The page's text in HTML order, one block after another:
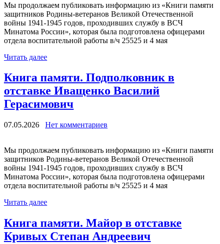
Мы продолжаем публиковать информацию из «Книги памяти
защитников Родины-ветеранов Великой Отечественной
войны 1941-1945 годов, проходивших службу в ВСЧ
Минатома России», которая была подготовлена офицерами
отдела воспитательной работы в/ч 25525 и 4 мая
Читать далее
Книга памяти. Подполковник в
отставке Иващенко Василий
Герасимович
07.05.2026 Нет комментариев
Мы продолжаем публиковать информацию из «Книги памяти
защитников Родины-ветеранов Великой Отечественной
войны 1941-1945 годов, проходивших службу в ВСЧ
Минатома России», которая была подготовлена офицерами
отдела воспитательной работы в/ч 25525 и 4 мая
Читать далее
Книга памяти. Майор в отставке
Кривых Степан Андреевич